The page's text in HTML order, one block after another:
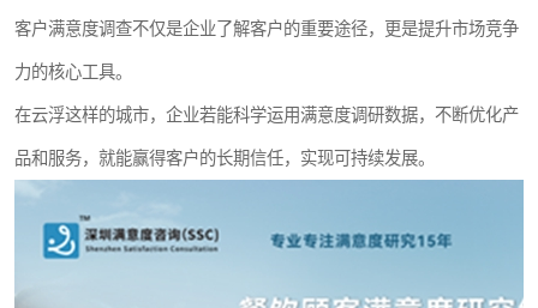
客户满意度调查不仅是企业了解客户的重要途径，更是提升市场竞争
力的核心工具。
在云浮这样的城市，企业若能科学运用满意度调研数据，不断优化产
品和服务，就能赢得客户的长期信任，实现可持续发展。